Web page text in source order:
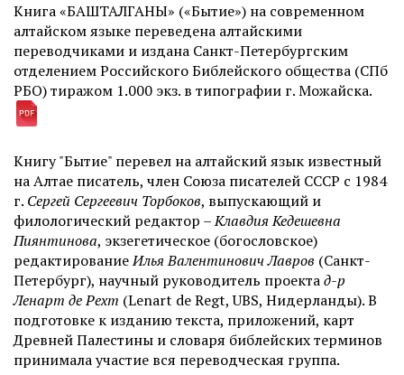
Книга «БАШТАЛГАНЫ» («Бытие») на современном
алтайском языке переведена алтайскими
переводчиками и издана Санкт-Петербургским
отделением Российского Библейского общества (СПб
РБО) тиражом 1.000 экз. в типографии г. Можайска.
Книгу "Бытие" перевел на алтайский язык известный
на Алтае писатель, член Союза писателей СССР с 1984
г. Сергей Сергеевич Торбоков, выпускающий и
филологический редактор –Клавдия Кедешевна
Пиянтинова, экзегетическое (богословское)
редактированиеИлья Валентинович Лавров (Санкт-
Петербург), научный руководитель проектад-р
Ленарт де Рехт (Lenart de Regt, UBS, Нидерланды). В
подготовке к изданию текста, приложений, карт
Древней Палестины и словаря библейских терминов
принимала участие вся переводческая группа.